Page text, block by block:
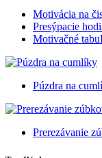
Motivácia na
Presýpacie
Motivačné
Púzdra na
Prerezávanie